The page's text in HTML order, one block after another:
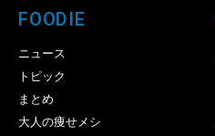
FOODIE
ニュース
トピック
まとめ
大人の痩せメシ